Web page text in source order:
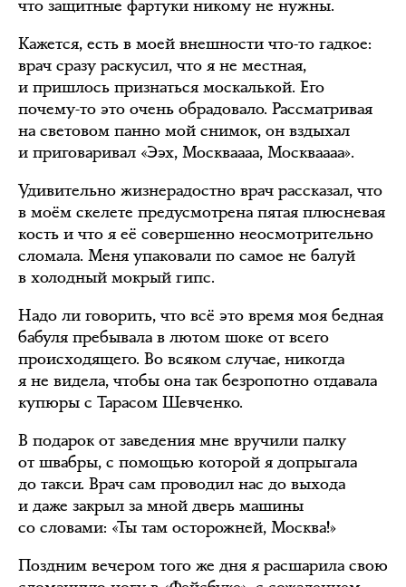
что защитные фартуки никому не нужны.
Кажется, есть в моей внешности что-то гадкое:
врач сразу раскусил, что я не местная,
и пришлось признаться москалькой. Его
почему-то это очень обрадовало. Рассматривая
на световом панно мой снимок, он вздыхал
и приговаривал «Ээх, Москваааа, Москваааа».
Удивительно жизнерадостно врач рассказал, что
в моём скелете предусмотрена пятая плюсневая
кость и что я её совершенно неосмотрительно
сломала. Меня упаковали по самое не балуй
в холодный мокрый гипс.
Надо ли говорить, что всё это время моя бедная
бабуля пребывала в лютом шоке от всего
происходящего. Во всяком случае, никогда
я не видела, чтобы она так безропотно отдавала
купюры с Тарасом Шевченко.
В подарок от заведения мне вручили палку
от швабры, с помощью которой я допрыгала
до такси. Врач сам проводил нас до выхода
и даже закрыл за мной дверь машины
со словами: «Ты там осторожней, Москва!»
Поздним вечером того же дня я расшарила свою